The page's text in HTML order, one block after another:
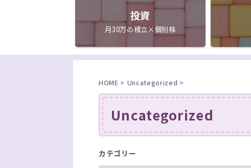
投資
月30万の積立×個別株
HOME > Uncategorized >
Uncategorized
カテゴリー